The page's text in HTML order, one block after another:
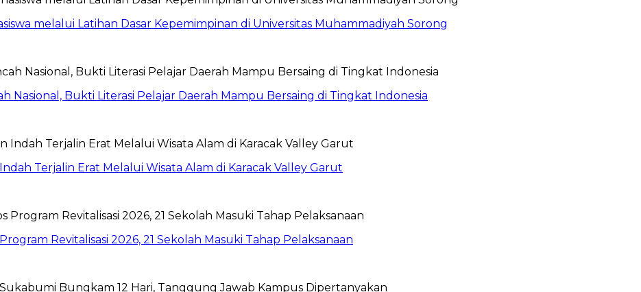
melalui Latihan Dasar Kepemimpinan di Universitas Muhammadiyah Sorong
Nasional, Bukti Literasi Pelajar Daerah Mampu Bersaing di Tingkat Indonesia
Terjalin Erat Melalui Wisata Alam di Karacak Valley Garut
Revitalisasi 2026, 21 Sekolah Masuki Tahap Pelaksanaan